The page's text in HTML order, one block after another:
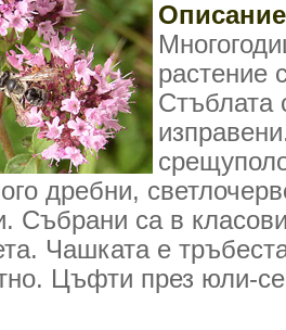
растение
Стъблата
дребни,
Събрани са в
Чашката е
Цъфти през юли-